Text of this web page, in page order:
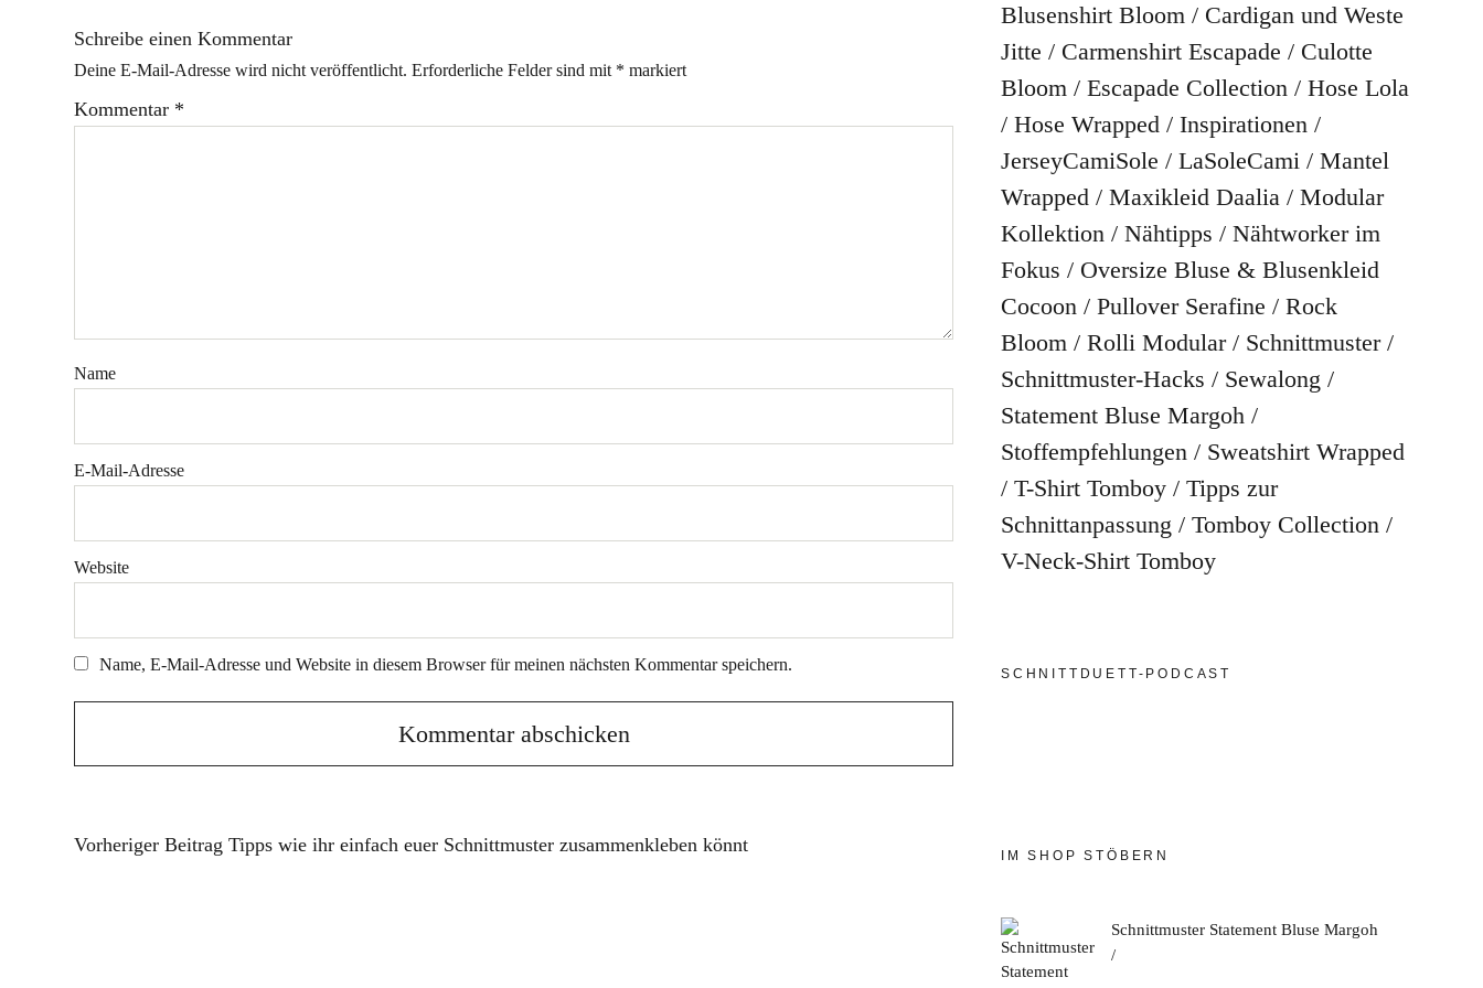
Schreibe einen Kommentar
Deine E-Mail-Adresse wird nicht veröffentlicht. Erforderliche Felder sind mit * markiert
Kommentar *
Name
E-Mail-Adresse
Website
Name, E-Mail-Adresse und Website in diesem Browser für meinen nächsten Kommentar speichern.
Vorheriger Beitrag Tipps wie ihr einfach euer Schnittmuster zusammenkleben könnt
Blusenshirt Bloom
Cardigan und Weste
Jitte
Carmenshirt Escapade
Culotte
Bloom
Escapade Collection
Hose Lola
Hose Wrapped
Inspirationen
JerseyCamiSole
LaSoleCami
Mantel
Wrapped
Maxikleid Daalia
Modular
Kollektion
Nähtipps
Nähtworker im
Fokus
Oversize Bluse & Blusenkleid
Cocoon
Pullover Serafine
Rock
Bloom
Rolli Modular
Schnittmuster
Schnittmuster-Hacks
Sewalong
Statement Bluse Margoh
Stoffempfehlungen
Sweatshirt Wrapped
T-Shirt Tomboy
Tipps zur
Schnittanpassung
Tomboy Collection
V-Neck-Shirt Tomboy
SCHNITTDUETT-PODCAST
IM SHOP STÖBERN
Schnittmuster Statement Bluse Margoh